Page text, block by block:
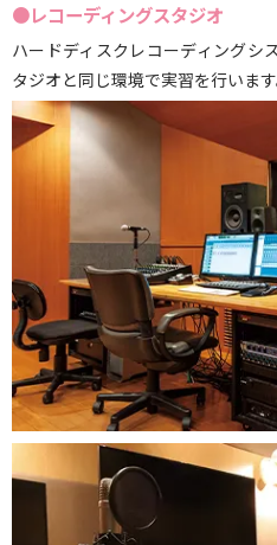
●レコーディングスタジオ
ハードディスクレコーディングシ
タジオと同じ環境で実習を行います